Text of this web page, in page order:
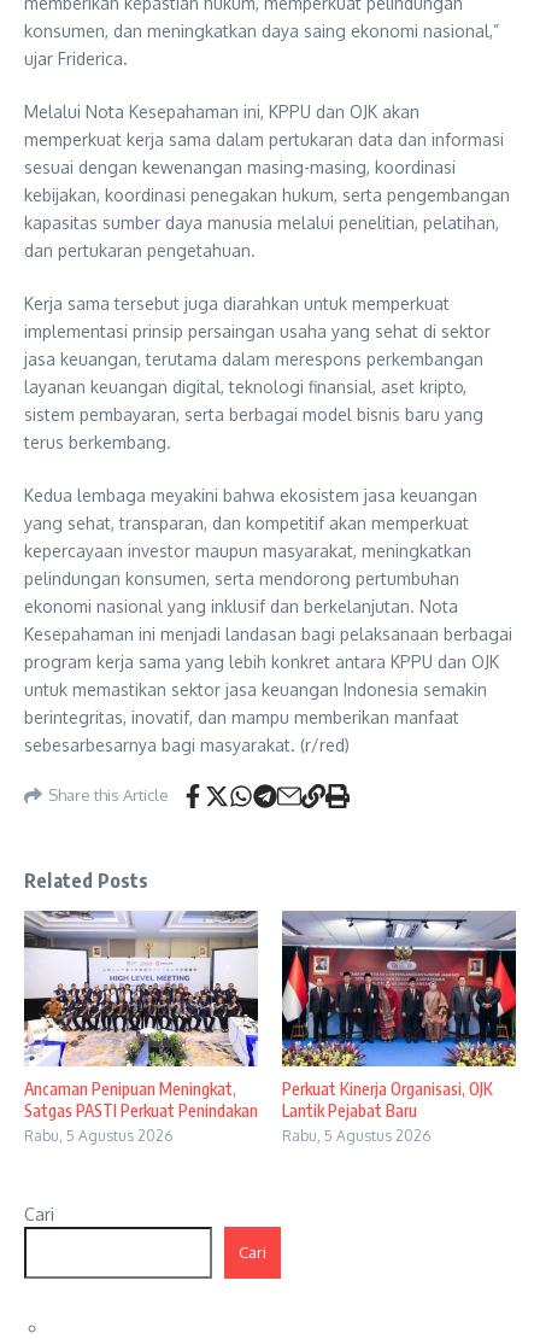
konsumen, dan meningkatkan daya saing ekonomi nasional,”
ujar Friderica.
Melalui Nota Kesepahaman ini, KPPU dan OJK akan
memperkuat kerja sama dalam pertukaran data dan informasi
sesuai dengan kewenangan masing-masing, koordinasi
kebijakan, koordinasi penegakan hukum, serta pengembangan
kapasitas sumber daya manusia melalui penelitian, pelatihan,
dan pertukaran pengetahuan.
Kerja sama tersebut juga diarahkan untuk memperkuat
implementasi prinsip persaingan usaha yang sehat di sektor
jasa keuangan, terutama dalam merespons perkembangan
layanan keuangan digital, teknologi finansial, aset kripto,
sistem pembayaran, serta berbagai model bisnis baru yang
terus berkembang.
Kedua lembaga meyakini bahwa ekosistem jasa keuangan
yang sehat, transparan, dan kompetitif akan memperkuat
kepercayaan investor maupun masyarakat, meningkatkan
pelindungan konsumen, serta mendorong pertumbuhan
ekonomi nasional yang inklusif dan berkelanjutan. Nota
Kesepahaman ini menjadi landasan bagi pelaksanaan berbagai
program kerja sama yang lebih konkret antara KPPU dan OJK
untuk memastikan sektor jasa keuangan Indonesia semakin
berintegritas, inovatif, dan mampu memberikan manfaat
sebesarbesarnya bagi masyarakat. (r/red)
Share this Article
Related Posts
Ancaman Penipuan Meningkat,
Satgas PASTI Perkuat Penindakan
Rabu, 5 Agustus 2026
Perkuat Kinerja Organisasi, OJK
Lantik Pejabat Baru
Rabu, 5 Agustus 2026
Cari
Cari